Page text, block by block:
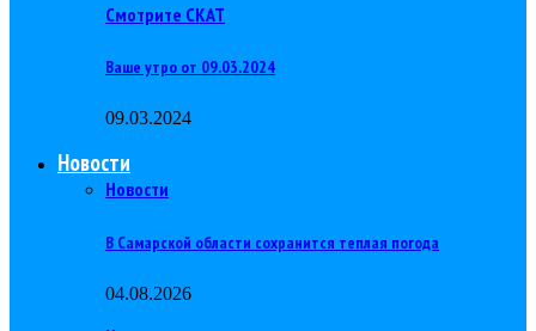
Смотрите СКАТ
Ваше утро от 09.03.2024
09.03.2024
Новости
Новости
В Самарской области сохранится теплая погода
04.08.2026